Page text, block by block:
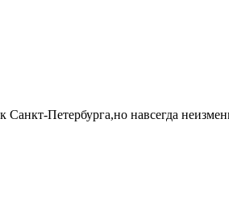
Санкт-Петербурга,но навсегда